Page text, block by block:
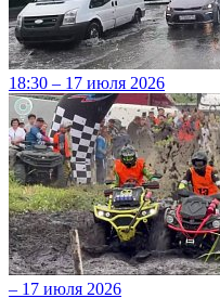
18:30 – 17 июля 2026
– 17 июля 2026